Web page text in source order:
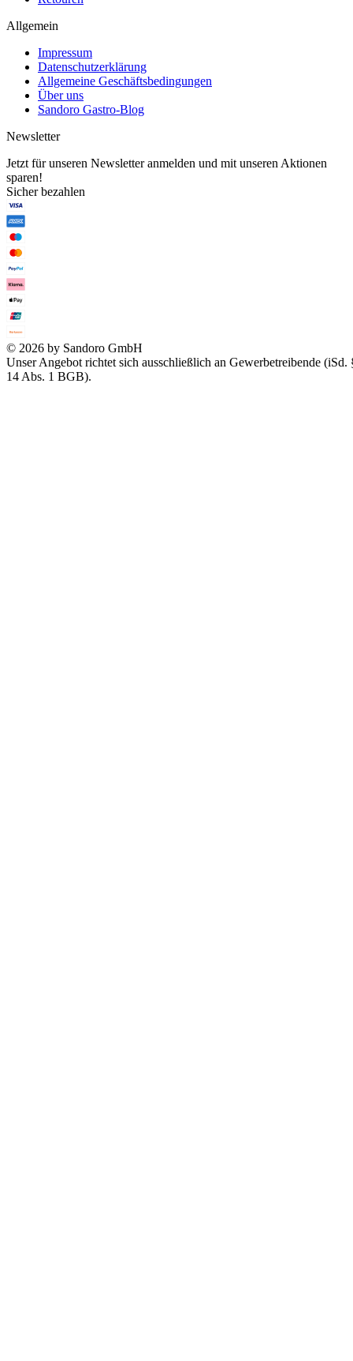
Allgemein
Impressum
Datenschutzerklärung
Allgemeine Geschäftsbedingungen
Über uns
Sandoro Gastro-Blog
Newsletter
Jetzt für unseren Newsletter anmelden und mit unseren Aktionen
sparen!
Sicher bezahlen
© 2026 by Sandoro GmbH
Unser Angebot richtet sich ausschließlich an Gewerbetreibende (iSd.
14 Abs. 1 BGB).